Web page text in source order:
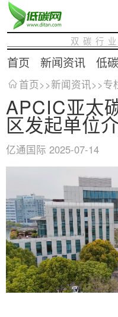
双碳行
首页 新闻资讯 低
首页>>新闻资讯>>专
APCIC亚太
区发起单位
亿通国际 2025-07-14